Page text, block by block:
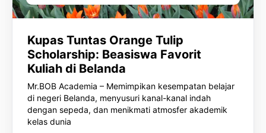
Kupas Tuntas Orange Tulip
Scholarship: Beasiswa Favorit
Kuliah di Belanda
Mr.BOB Academia – Memimpikan kesempatan belajar
di negeri Belanda, menyusuri kanal-kanal indah
dengan sepeda, dan menikmati atmosfer akademik
kelas dunia